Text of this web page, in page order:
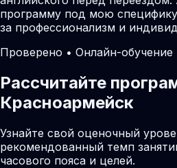
программу под мою
за профессионализм и
Проверено • Онлайн-обучение
Рассчитайте
Красноармейск
Узнайте свой оценочный
рекомендованный темп
часового пояса и целей.